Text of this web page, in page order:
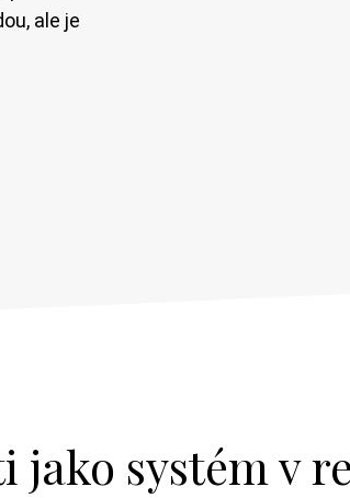
ale je
jako systém v